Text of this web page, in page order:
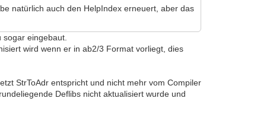
natürlich auch den HelpIndex erneuert, aber das
eingebaut.
wird wenn er in ab2/3 Format vorliegt, dies
StrToAdr entspricht und nicht mehr vom Compiler
Deflibs nicht aktualisiert wurde und